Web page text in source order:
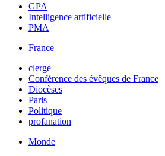
GPA
Intelligence artificielle
PMA
France
clerge
Conférence des évêques de France
Diocèses
Paris
Politique
profanation
Monde